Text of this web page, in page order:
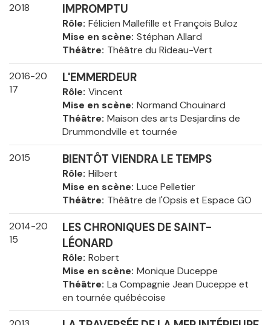
2018 IMPROMPTU
Rôle Félicien Mallefille et François Buloz
Mise en scène Stéphan Allard
Théâtre Théâtre du Rideau-Vert
2016-20
17
L'EMMERDEUR
Rôle Vincent
Mise en scène Normand Chouinard
Théâtre Maison des arts Desjardins de
Drummondville et tournée
2015 BIENTÔT VIENDRA LE TEMPS
Rôle Hilbert
Mise en scène Luce Pelletier
Théâtre Théâtre de l'Opsis et Espace GO
2014-20
15
LES CHRONIQUES DE SAINT-
LÉONARD
Rôle Robert
Mise en scène Monique Duceppe
Théâtre La Compagnie Jean Duceppe et
en tournée québécoise